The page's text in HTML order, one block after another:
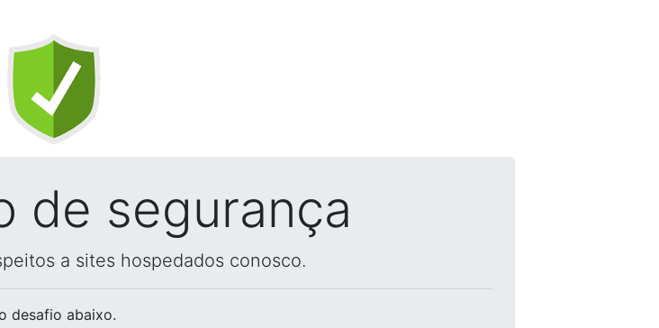
de segurança
a sites hospedados conosco.
desafio abaixo.